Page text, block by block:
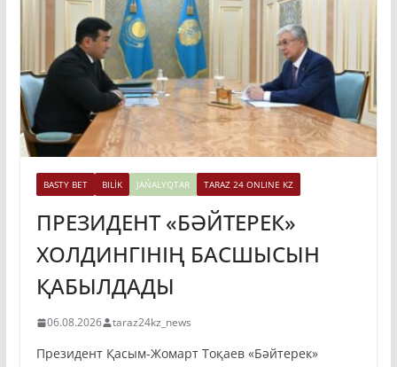
BASTY BET BILİK JAŃALYQTAR TARAZ 24 ONLINE KZ
ПРЕЗИДЕНТ «БӘЙТЕРЕК»
ХОЛДИНГІНІҢ БАСШЫСЫН
ҚАБЫЛДАДЫ
06.08.2026 taraz24kz_news
Президент Қасым-Жомарт Тоқаев «Бәйтерек»